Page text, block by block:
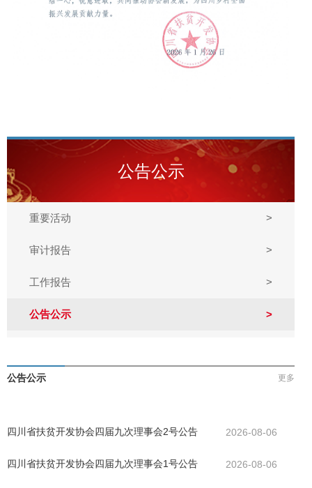
公告公示
重要活动 >
审计报告 >
工作报告 >
公告公示 >
公告公示 更多
四川省扶贫开发协会四届九次理事会2号公告 2026-08-06
四川省扶贫开发协会四届九次理事会1号公告 2026-08-06